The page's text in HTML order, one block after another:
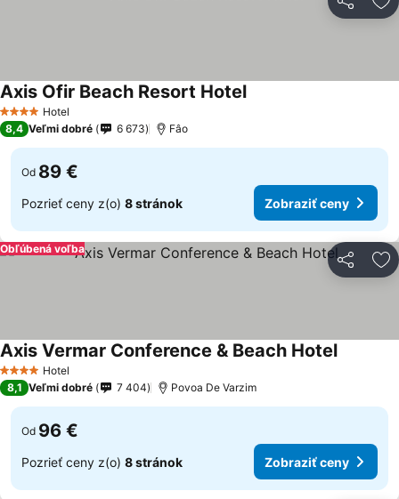
Zdieľať
4 Počet hviezdičiek
Hotel
Axis Ofir Beach Resort Hotel
8,4 Veľmi dobré 6 673 Fâo
Od 89 €
Pozrieť ceny z(o) 8 stránok Zobraziť ceny
Zdieľať
Obľúbená voľba
4 Počet hviezdičiek
Hotel
Axis Vermar Conference & Beach Hotel
8,1 Veľmi dobré 7 404 Povoa De Varzim
Od 96 €
Pozrieť ceny z(o) 8 stránok Zobraziť ceny